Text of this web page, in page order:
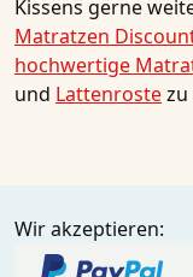
Kissens gerne
Matratzen
hochwertige
und Lattenrostezu
Wir akzeptieren: